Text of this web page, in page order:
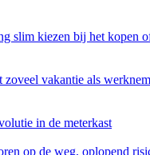
slim kiezen bij het kopen
zoveel vakantie als
in de meterkast
op de weg, oplopend